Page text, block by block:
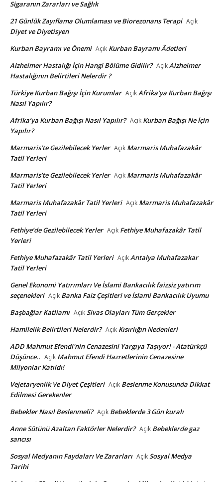
Sigaranın Zararları ve Sağlık
21 Günlük Zayıflama Olumlaması ve Biorezonans Terapi Açık
Diyet ve Diyetisyen
Kurban Bayramı ve Önemi Açık Kurban Bayramı Âdetleri
Alzheimer Hastalığı İçin Hangi Bölüme Gidilir? AçıkAlzheimer
Hastalığının Belirtileri Nelerdir ?
Türkiye Kurban Bağışı İçin Kurumlar AçıkAfrika’ya Kurban Bağışı
Nasıl Yapılır?
Afrika’ya Kurban Bağışı Nasıl Yapılır? Açık Kurban Bağışı Ne İçin
Yapılır?
Marmaris’te Gezilebilecek Yerler Açık Marmaris Muhafazakâr
Tatil Yerleri
Marmaris’te Gezilebilecek Yerler Açık Marmaris Muhafazakâr
Tatil Yerleri
Marmaris Muhafazakâr Tatil Yerleri Açık Marmaris Muhafazakâr
Tatil Yerleri
Fethiye’de Gezilebilecek Yerler Açık Fethiye Muhafazakâr Tatil
Yerleri
Fethiye Muhafazakâr Tatil Yerleri AçıkAntalya Muhafazakar
Tatil Yerleri
Genel Ekonomi Yatırımları Ve İslami Bankacılık faizsiz yatırım
seçenekleri Açık Banka Faiz Çeşitleri ve İslami Bankacılık Uyumu
Başbağlar Katliamı AçıkSivas Olayları Tüm Gerçekler
Hamilelik Belirtileri Nelerdir? Açık Kısırlığın Nedenleri
ADD Mahmut Efendi'nin Cenazesini Yargıya Taşıyor! - Atatürkçü
Düşünce.. Açık Mahmut Efendi Hazretlerinin Cenazesine
Milyonlar Katıldı!
Vejetaryenlik Ve Diyet Çeşitleri Açık Beslenme Konusunda Dikkat
Edilmesi Gerekenler
Bebekler Nasıl Beslenmeli? Açık Bebeklerde 3 Gün kuralı
Anne Sütünü Azaltan Faktörler Nelerdir? Açık Bebeklerde gaz
sancısı
Sosyal Medyanın Faydaları Ve Zararları AçıkSosyal Medya
Tarihi